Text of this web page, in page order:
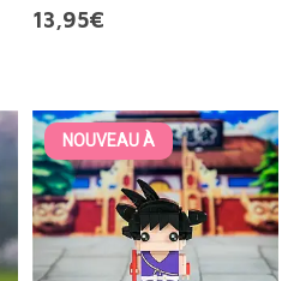
13,95€
NOUVEAU À